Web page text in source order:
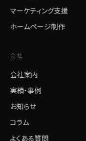
マーケティング支援
ホームページ制作
会社
会社案内
実績・事例
お知らせ
コラム
よくある質問